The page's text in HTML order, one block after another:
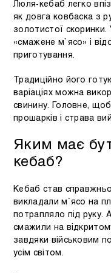
Люля-кебаб легко
як довга ковбаска з
золотистої скоринки.
«смажене м`ясо» і
приготування.
Традиційно його
варіаціях можна
свинину. Головне,
прошарків і страва
Яким має
кебаб?
Кебаб став
викладали м`ясо на
потрапляло під руку.
смажили на
завдяки військовим
усім світом.